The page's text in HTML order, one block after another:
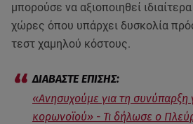
μπορούσε να αξιοποιηθεί
χώρες όπου υπάρχει δυσκολία
τεστ χαμηλού κόστους.
«Ανησυχούμε για τη συνύπαρξη
κορωνοϊού» - Τι δήλωσε ο